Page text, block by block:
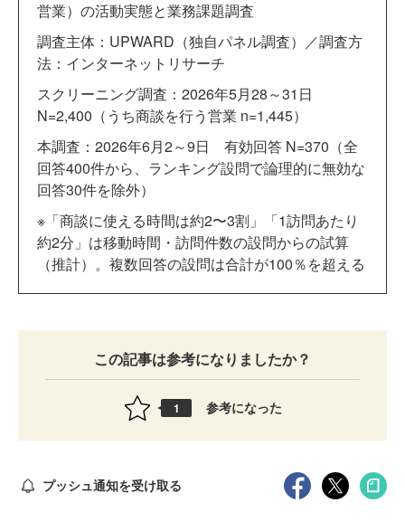
営業）の活動実態と業務課題調査
調査主体：UPWARD（独自パネル調査）／調査方
法：インターネットリサーチ
スクリーニング調査：2026年5月28～31日
N=2,400（うち商談を行う営業 n=1,445）
本調査：2026年6月2～9日 有効回答 N=370（全
回答400件から、ランキング設問で論理的に無効な
回答30件を除外）
※「商談に使える時間は約2〜3割」「1訪問あたり
約2分」は移動時間・訪問件数の設問からの試算
（推計）。複数回答の設問は合計が100％を超える
この記事は参考になりましたか？
1 参考になった
プッシュ通知を受け取る